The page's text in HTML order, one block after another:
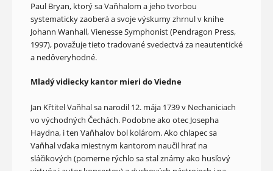
Paul Bryan, ktorý sa Vaňhalom a jeho tvorbou
systematicky zaoberá a svoje výskumy zhrnul v knihe
Johann Wanhall, Vienesse Symphonist (Pendragon Press,
1997), považuje tieto tradované svedectvá za neautentické
a nedôveryhodné.
Mladý vidiecky kantor mieri do Viedne
Jan Křtitel Vaňhal sa narodil 12. mája 1739 v Nechaniciach
vo východných Čechách. Podobne ako otec Josepha
Haydna, i ten Vaňhalov bol kolárom. Ako chlapec sa
Vaňhal vďaka miestnym kantorom naučil hrať na
sláčikových (pomerne rýchlo sa stal známy ako husľový